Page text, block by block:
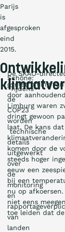
Parijs
is
afgesproken
eind
2015.
Schöne:
“Tijdens
de
COP23
worden
technische
details
uitgewerkt
over
de
monitoring
en
van
landen
De SKAO-
overstroming
door
Limburg waren
dringt gewoon
laat. De kans
komen door de
steeds hoger
eeuw een
bij een
nu op
niet eens
toe leiden dat de